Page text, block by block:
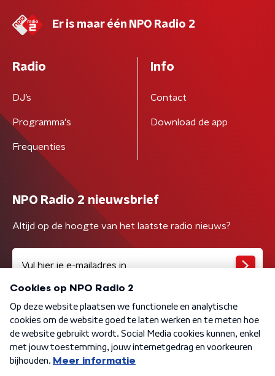
Er is maar één NPO Radio 2
Radio
DJ’s
Programma's
Frequenties
Info
Contact
Download de app
NPO Radio 2 nieuwsbrief
Altijd op de hoogte van het laatste radio nieuws?
Algemene voorwaarden